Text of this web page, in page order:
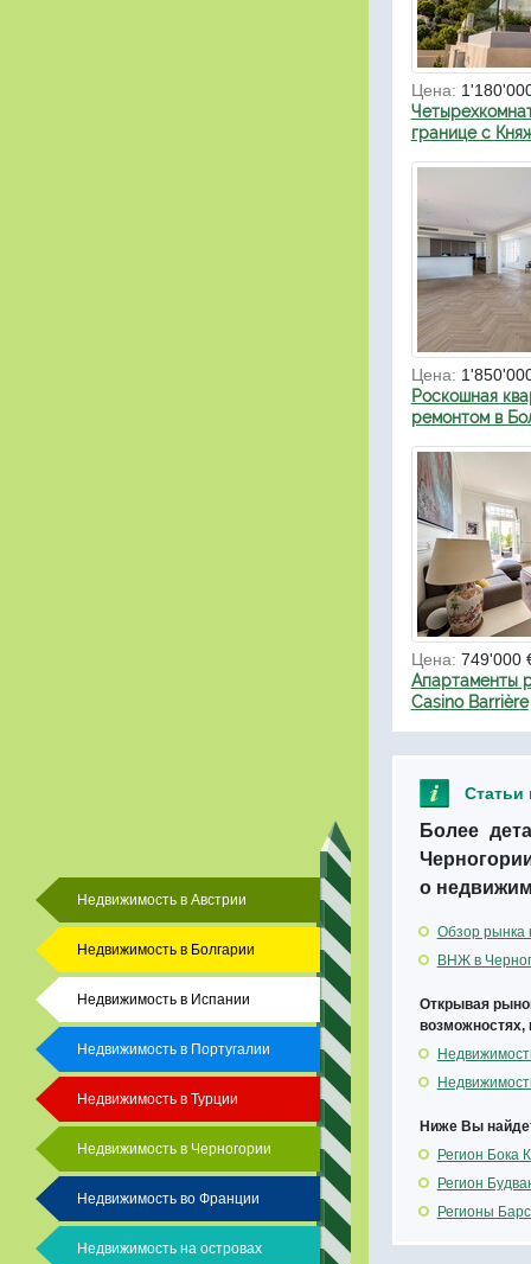
Цена:
границе с
Цена:
Роскошная
ремонтом в
Цена: 749'000
Апартаменты
Casino Barrière
Статьи
Более
о
Обзор рынка
ВНЖ в
Открывая
возможностях,
Ниже Вы
Регион Бока
Регион
Регионы
Недвижимость в Австрии
Недвижимость в Болгарии
Недвижимость в Испании
Недвижимость в Португалии
Недвижимость в Турции
Недвижимость в Черногории
Недвижимость во Франции
Недвижимость на островах